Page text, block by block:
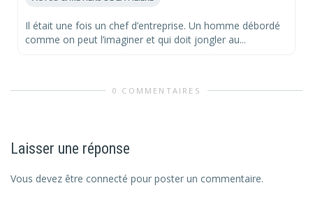
Il était une fois un chef d’entreprise. Un homme débordé
comme on peut l’imaginer et qui doit jongler au...
0 COMMENTAIRES
Laisser une réponse
Vous devez être connecté pour poster un commentaire.